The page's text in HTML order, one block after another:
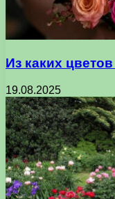
Из каких
19.08.2025